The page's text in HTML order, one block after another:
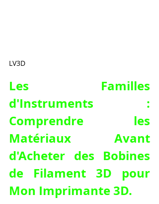
LV3D
Les Familles
d'Instruments :
Comprendre les
Matériaux Avant
d'Acheter des Bobines
de Filament 3D pour
Mon Imprimante 3D.